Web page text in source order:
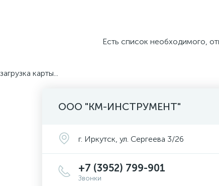
Есть список необходимого,
ООО "КМ-ИНСТРУМЕНТ"
г. Иркутск, ул. Сергеева 3/26
+7 (3952) 799-901
Звонки
загрузка карты...